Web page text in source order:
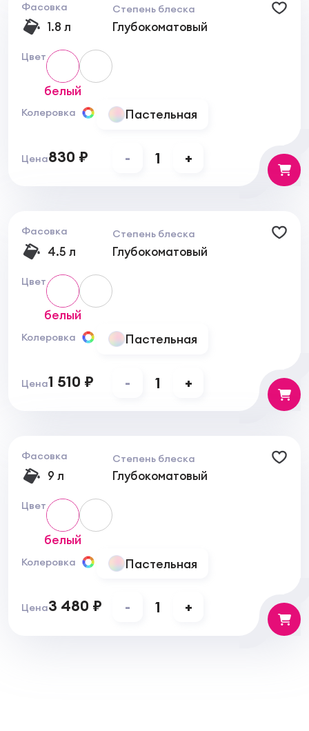
Фасовка
1.8 л
Степень блеска
Глубокоматовый
Цвет
белый
Колеровка Пастельная
Цена830 ₽ - 1 +
Фасовка
4.5 л
Степень блеска
Глубокоматовый
Цвет
белый
Колеровка Пастельная
Цена1 510 ₽ - 1 +
Фасовка
9 л
Степень блеска
Глубокоматовый
Цвет
белый
Колеровка Пастельная
Цена3 480 ₽ - 1 +